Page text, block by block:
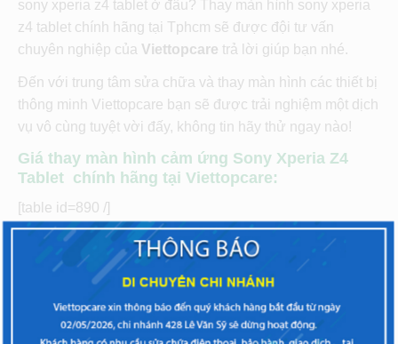
sony xperia z4 tablet ở đâu? Thay màn hình sony xperia
z4 tablet chính hãng tại Tphcm sẽ được đội tư vấn
chuyên nghiệp của Viettopcare trả lời giúp bạn nhé.
Đến với trung tâm sửa chữa và thay màn hình các thiết bị
thông minh Viettopcare bạn sẽ được trải nghiệm một dịch
vụ vô cùng tuyệt vời đấy, không tin hãy thử ngay nào!
Giá thay màn hình cảm ứng Sony Xperia Z4
Tablet chính hãng tại Viettopcare:
[table id=890 /]